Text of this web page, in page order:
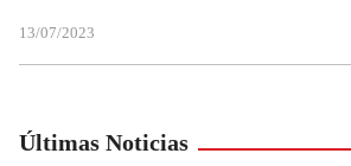
13/07/2023
Últimas Noticias